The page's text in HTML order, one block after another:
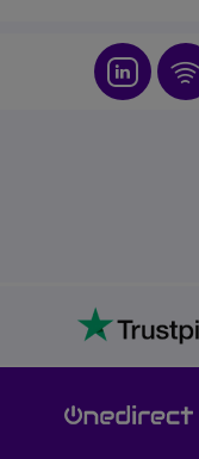
Icon